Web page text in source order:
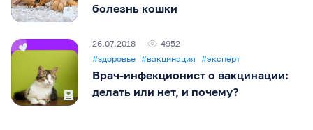
болезнь кошки
26.07.2018
4952
#здоровье #вакцинация #эксперт
Врач-инфекционист о вакцинации:
делать или нет, и почему?